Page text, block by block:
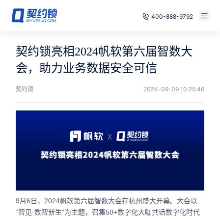
400-888-9792
电子签章
印章管控
数字存档
全国
免费试用
已有账号，登录
契约锁亮相2024帆软第六届智数大
会，助力业务数据安全可信
契约锁 2024-09-09 10:25:46
9月6日，2024帆软第六届智数大会在杭州盛大开幕。大会以
“智见·数智新生”为主题，召集50+数字化大咖共话数字化时代